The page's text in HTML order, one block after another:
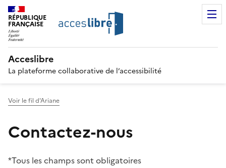
RÉPUBLIQUE
FRANÇAISE
Acceslibre
La plateforme collaborative de l’accessibilité
Voir le fil d'Ariane
Contactez-nous
*Tous les champs sont obligatoires